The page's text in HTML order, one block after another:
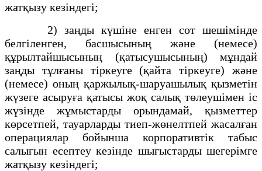
жатқызу кезіндегі;
2) заңды күшіне енген сот шешімінде
белгіленген, басшысының және (немесе)
құрылтайшысының (қатысушысының) мұндай
заңды тұлғаны тіркеуге (қайта тіркеуге) және
(немесе) оның қаржылық-шаруашылық қызметін
жүзеге асыруға қатысы жоқ салық төлеушімен іс
жүзінде жұмыстарды орындамай, қызметтер
көрсетпей, тауарларды тиеп-жөнелтпей жасалған
операциялар бойынша корпоративтік табыс
салығын есептеу кезінде шығыстарды шегерімге
жатқызу кезіндегі;